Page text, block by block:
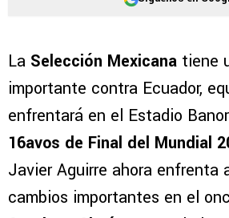
La Selección Mexicana tiene
importante contra Ecuador,
enfrentará en el Estadio
16avos de Final del Mundial
Javier Aguirre ahora enfrenta
cambios importantes en el